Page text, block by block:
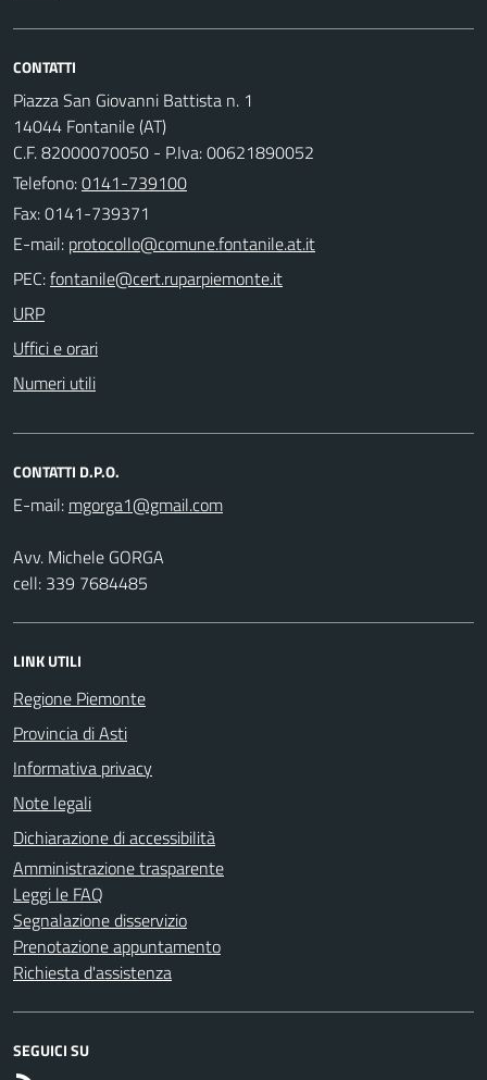
CONTATTI
Piazza San Giovanni Battista n. 1
14044 Fontanile (AT)
C.F. 82000070050 - P.Iva: 00621890052
Telefono:0141-739100
Fax: 0141-739371
E-mail:
PEC:
URP
Uffici e orari
Numeri utili
CONTATTI D.P.O.
E-mail:
Avv. Michele GORGA
cell: 339 7684485
LINK UTILI
Regione Piemonte
Provincia di Asti
Informativa privacy
Note legali
Dichiarazione di accessibilità
Amministrazione trasparente
Leggi le FAQ
Segnalazione disservizio
Prenotazione appuntamento
Richiesta d'assistenza
SEGUICI SU